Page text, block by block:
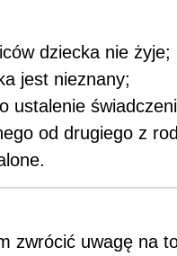
dziecka nie żyje;
jest nieznany;
ustalenie
od drugiego z
zwrócić uwagę na